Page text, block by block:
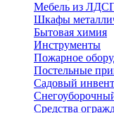
Мебель из
Шкафы
Бытовая химия
Инструменты
Пожарное
Постельные
Садовый
Средства